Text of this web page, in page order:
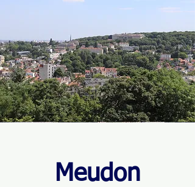
Meudon